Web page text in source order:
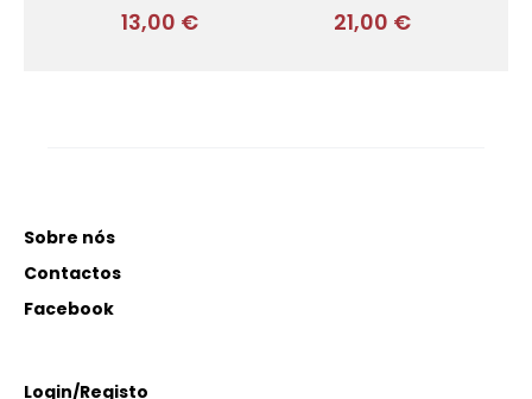
13,00 € 21,00 €
Sobre nós
Contactos
Facebook
Login/Registo